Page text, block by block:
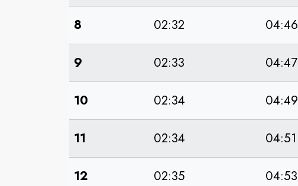
8 02:32 04:46
9 02:33 04:47
10 02:34 04:49
11 02:34 04:51
12 02:35 04:53